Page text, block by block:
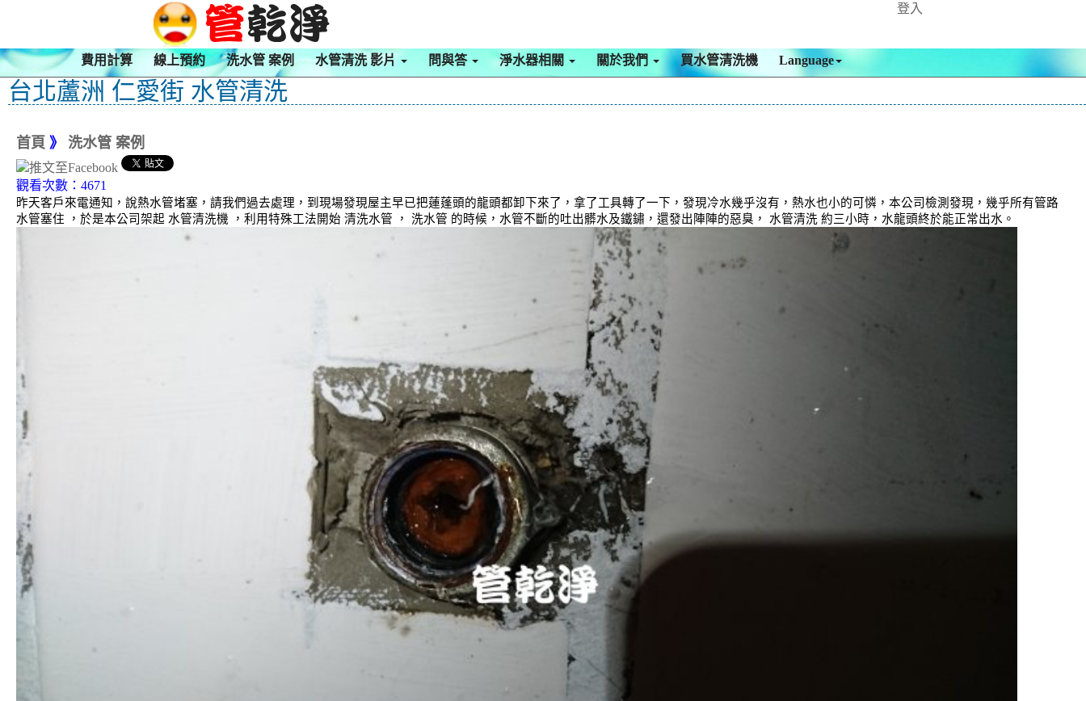
登入
費用計算 線上預約 洗水管 案例 水管清洗 影片 問與答 淨水器相關 關於我們 買水管清洗機 Language
台北蘆洲 仁愛街 水管清洗
首頁 》 洗水管 案例
觀看次數：4671
昨天客戶來電通知，說熱水管堵塞，請我們過去處理，到現場發現屋主早已把蓮蓬頭的龍頭都卸下來了，拿了工具轉了一下，發現冷水幾乎沒有，熱水也小的可憐，本公司檢測發現，幾乎所有管路
水管塞住 ，於是本公司架起 水管清洗機 ，利用特殊工法開始 清洗水管 ， 洗水管 的時候，水管不斷的吐出髒水及鐵鏽，還發出陣陣的惡臭， 水管清洗 約三小時，水龍頭終於能正常出水。